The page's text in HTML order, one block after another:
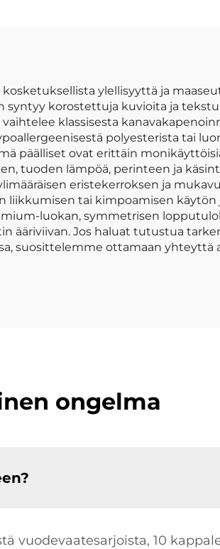
ylellisyyttä ja
korostettuja kuvioita ja
klassisesta
polyesterista tai
päälliset ovat erittäin
tuoden lämpöä, perinteen ja
eristekerroksen ja
liikkumisen tai kimpoamisen
luokan, symmetrisen
ääriviivan. Jos haluat tutustua
suosittelemme ottamaan yhteyttä
ongelma
vuodevaatesarjoista, 10